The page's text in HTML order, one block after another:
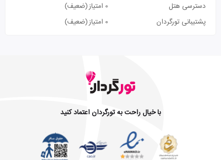
دسترسی هتل
0 امتیاز
(ضعیف)
پشتیبانی تورگردان
0 امتیاز (ضعیف)
با خیال راحت به تورگردان اعتماد کنید